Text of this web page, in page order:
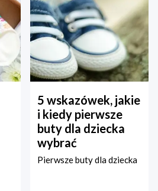
5 wskazówek, jakie
i kiedy pierwsze
buty dla dziecka
wybrać
Pierwsze buty dla dziecka